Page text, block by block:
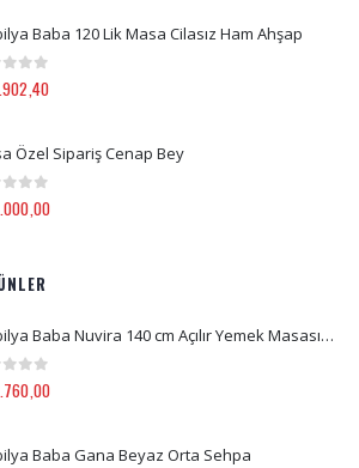
Baba 120 Lik Masa Cilasız Ham Ahşap
of 5
Özel Sipariş Cenap Bey
of 5
Mobilya Baba Nuvira 140 cm Açılır Yemek Masası Beyaz Eskitme & Ceviz Ahşap Mutfak Masası
of 5
Baba Gana Beyaz Orta Sehpa